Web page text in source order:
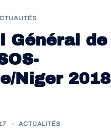
Général de
Niger 2018
ACTUALITÉS